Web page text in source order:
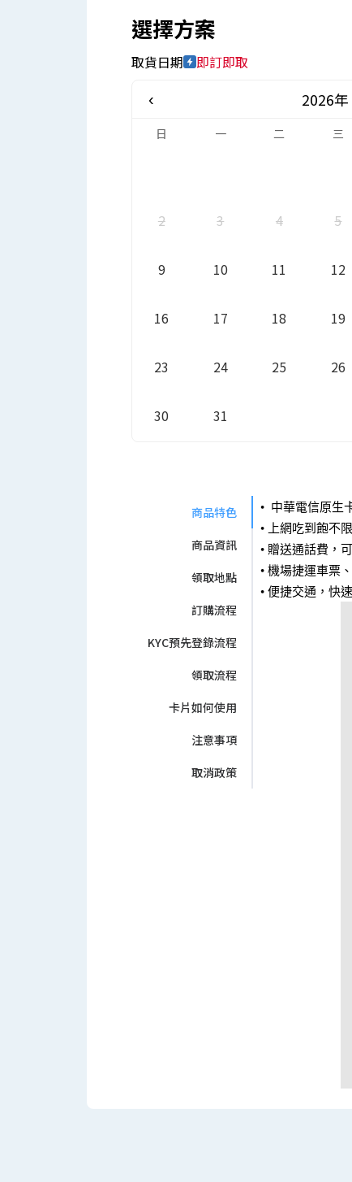
選擇方案
取貨日期 即訂即取
‹ 2026年
日 一 二 三
2 3 4 5
9 10 11 12
16 17 18 19
23 24 25 26
30 31
商品特色
商品資訊
領取地點
訂購流程
KYC預先登錄流程
領取流程
卡片如何使用
注意事項
取消政策
• 中華電信原生
• 上網吃到飽不
• 贈送通話費，
• 機場捷運車票
• 便捷交通，快